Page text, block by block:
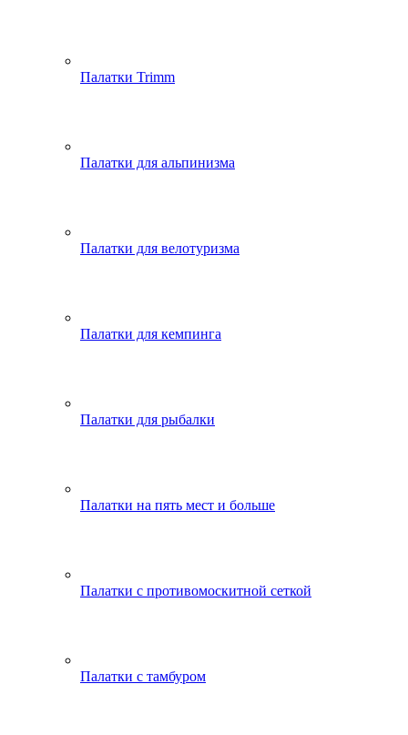
Палатки Trimm
Палатки для альпинизма
Палатки для велотуризма
Палатки для кемпинга
Палатки для рыбалки
Палатки на пять мест и больше
Палатки с противомоскитной сеткой
Палатки с тамбуром